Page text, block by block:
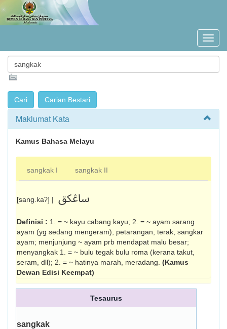
Maklumat Kata
Kamus Bahasa Melayu
sangkak I sangkak II
[sang.kaʔ] | ساڠکق
Definisi : 1. = ~ kayu cabang kayu; 2. = ~ ayam sarang
ayam (yg sedang mengeram), petarangan, terak, sangkar
ayam; menjun­jung ~ ayam prb mendapat malu besar;
menyangkak 1. = ~ bulu tegak bulu roma (kerana takut,
seram, dll); 2. = ~ hatinya marah, meradang. (Kamus
Dewan Edisi Keempat)
Tesaurus
sangkak